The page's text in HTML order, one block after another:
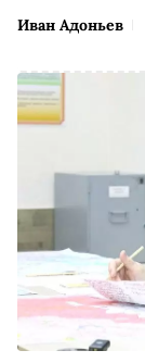
Иван Адоньев